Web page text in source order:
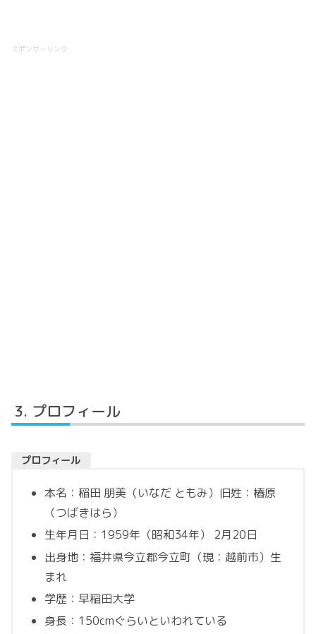
スポンサーリンク
プロフィール
プロフィール
本名：稲田 朋美（いなだ ともみ）旧姓：椿原
（つばきはら）
生年月日：1959年（昭和34年） 2月20日
出身地：福井県今立郡今立町（現：越前市）生
まれ
学歴：早稲田大学
身長：150cmぐらいといわれている